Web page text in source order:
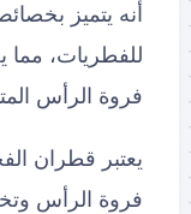
أنه يتميز
للفطريات، مما
فروة الرأس
يعتبر قطران
فروة الرأس